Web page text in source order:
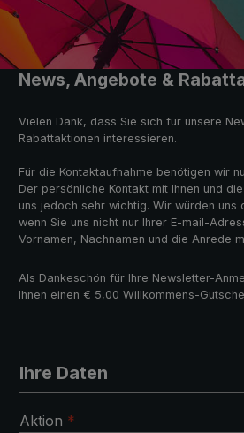
News, Angebote &
Vielen Dank, dass Sie sich für unsere
Rabattaktionen interessieren.
Für die Kontaktaufnahme benötigen wir
Der persönliche Kontakt mit Ihnen und
uns jedoch sehr wichtig. Wir würden uns
wenn Sie uns nicht nur Ihrer E-mail-
Vornamen, Nachnamen und die Anrede
Als Dankeschön für Ihre Newsletter-
Ihnen einen € 5,00 Willkommens-
Ihre Daten
Aktion *